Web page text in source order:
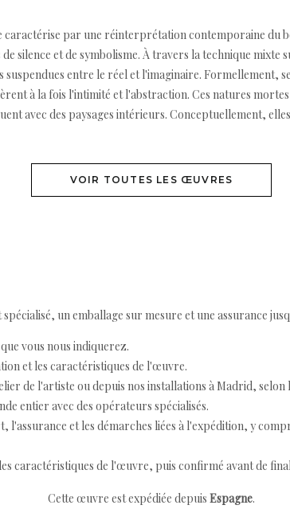
par une réinterprétation contemporaine du
silence et de symbolisme. À travers la technique
suspendues entre le réel et l'imaginaire. Formellement,
à la fois l'intimité et l'abstraction. Ces natures
avec des paysages intérieurs. Conceptuellement,
VOIR TOUTES LES ŒUVRES
un emballage sur mesure et une assurance
vous nous indiquerez.
et les caractéristiques de l'œuvre.
de l'artiste ou depuis nos installations à Madrid,
entier avec des opérateurs spécialisés.
et les démarches liées à l'expédition, y
caractéristiques de l'œuvre, puis confirmé avant de
Cette œuvre est expédiée depuis Espagne.